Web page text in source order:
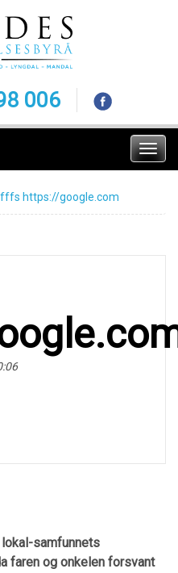
006
Meny
https://google.com
samfunnets
faren og onkelen forsvant